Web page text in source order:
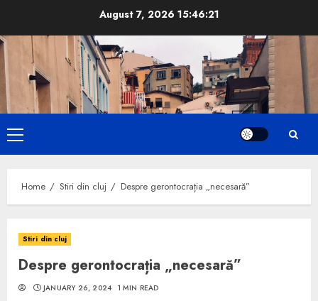
content
August 7, 2026 15:46:22
Primary
Menu
Home Stiri din cluj Despre gerontocrația „necesară”
Stiri din cluj
Despre gerontocrația „necesară”
JANUARY 26, 2024 1 MIN READ